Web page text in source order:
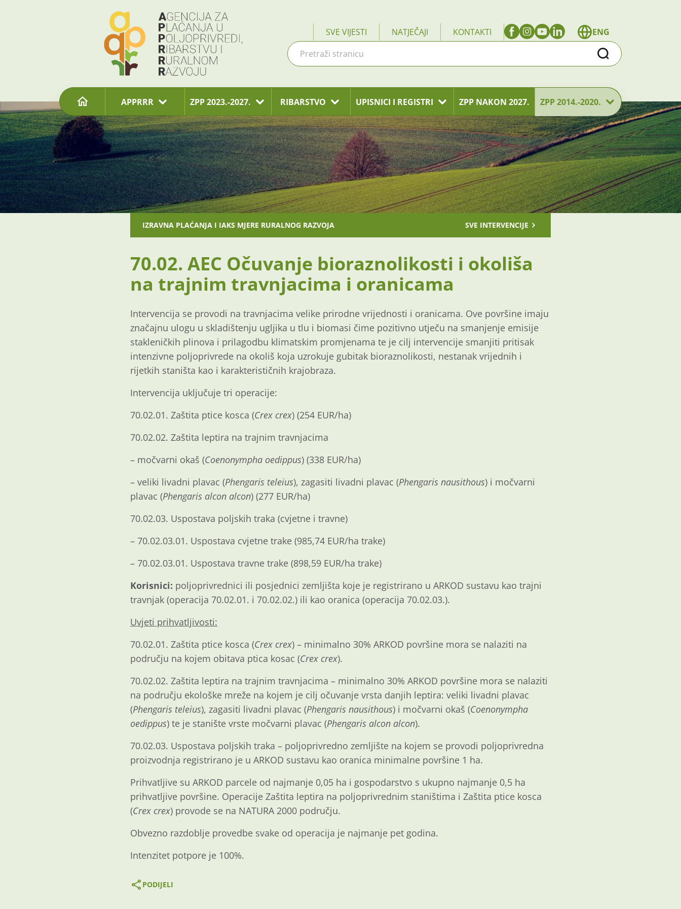
SVE VIJESTI NATJEČAJI KONTAKTI
ENG
Traži
APPRRR ZPP 2023.-2027. RIBARSTVO UPISNICI I REGISTRI ZPP NAKON 2027. ZPP 2014.-2020.
IZRAVNA PLAĆANJA I IAKS MJERE RURALNOG RAZVOJA SVE INTERVENCIJE
70.02. AEC Očuvanje bioraznolikosti i okoliša
na trajnim travnjacima i oranicama
Intervencija se provodi na travnjacima velike prirodne vrijednosti i oranicama. Ove površine imaju
značajnu ulogu u skladištenju ugljika u tlu i biomasi čime pozitivno utječu na smanjenje emisije
stakleničkih plinova i prilagodbu klimatskim promjenama te je cilj intervencije smanjiti pritisak
intenzivne poljoprivrede na okoliš koja uzrokuje gubitak bioraznolikosti, nestanak vrijednih i
rijetkih staništa kao i karakterističnih krajobraza.
Intervencija uključuje tri operacije:
70.02.01. Zaštita ptice kosca (Crex crex) (254 EUR/ha)
70.02.02. Zaštita leptira na trajnim travnjacima
– močvarni okaš (Coenonympha oedippus) (338 EUR/ha)
– veliki livadni plavac (Phengaris teleius), zagasiti livadni plavac (Phengaris nausithous) i močvarni
plavac (Phengaris alcon alcon) (277 EUR/ha)
70.02.03. Uspostava poljskih traka (cvjetne i travne)
– 70.02.03.01. Uspostava cvjetne trake (985,74 EUR/ha trake)
– 70.02.03.01. Uspostava travne trake (898,59 EUR/ha trake)
Korisnici: poljoprivrednici ili posjednici zemljišta koje je registrirano u ARKOD sustavu kao trajni
travnjak (operacija 70.02.01. i 70.02.02.) ili kao oranica (operacija 70.02.03.).
Uvjeti prihvatljivosti:
70.02.01. Zaštita ptice kosca (Crex crex) – minimalno 30% ARKOD površine mora se nalaziti na
području na kojem obitava ptica kosac (Crex crex).
70.02.02. Zaštita leptira na trajnim travnjacima – minimalno 30% ARKOD površine mora se nalaziti
na području ekološke mreže na kojem je cilj očuvanje vrsta danjih leptira: veliki livadni plavac
(Phengaris teleius), zagasiti livadni plavac (Phengaris nausithous) i močvarni okaš (Coenonympha
oedippus) te je stanište vrste močvarni plavac (Phengaris alcon alcon).
70.02.03. Uspostava poljskih traka – poljoprivredno zemljište na kojem se provodi poljoprivredna
proizvodnja registrirano je u ARKOD sustavu kao oranica minimalne površine 1 ha.
Prihvatljive su ARKOD parcele od najmanje 0,05 ha i gospodarstvo s ukupno najmanje 0,5 ha
prihvatljive površine. Operacije Zaštita leptira na poljoprivrednim staništima i Zaštita ptice kosca
(Crex crex) provode se na NATURA 2000 području.
Obvezno razdoblje provedbe svake od operacija je najmanje pet godina.
Intenzitet potpore je 100%.
PODIJELI